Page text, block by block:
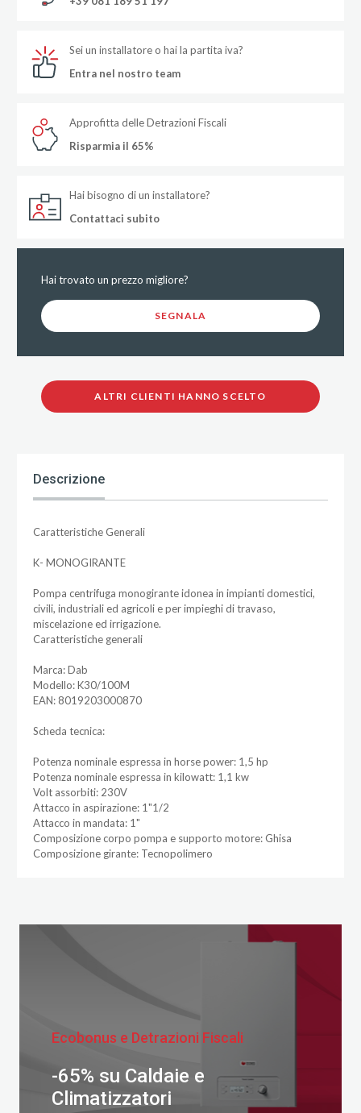
Sei un installatore o hai la partita iva?
Entra nel nostro team
Approfitta delle Detrazioni Fiscali
Risparmia il 65%
Hai bisogno di un installatore?
Contattaci subito
Hai trovato un prezzo migliore?
SEGNALA
ALTRI CLIENTI HANNO SCELTO
Descrizione
Caratteristiche Generali
K- MONOGIRANTE
Pompa centrifuga monogirante idonea in impianti domestici,
civili, industriali ed agricoli e per impieghi di travaso,
miscelazione ed irrigazione.
Caratteristiche generali
Marca: Dab
Modello: K30/100M
EAN: 8019203000870
Scheda tecnica:
Potenza nominale espressa in horse power: 1,5 hp
Potenza nominale espressa in kilowatt: 1,1 kw
Volt assorbiti: 230V
Attacco in aspirazione: 1"1/2
Attacco in mandata: 1"
Composizione corpo pompa e supporto motore: Ghisa
Composizione girante: Tecnopolimero
Ecobonus e Detrazioni Fiscali
-65% su Caldaie e
Climatizzatori